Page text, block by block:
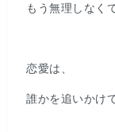
もう無理しなく
恋愛は、
誰かを追いかけ